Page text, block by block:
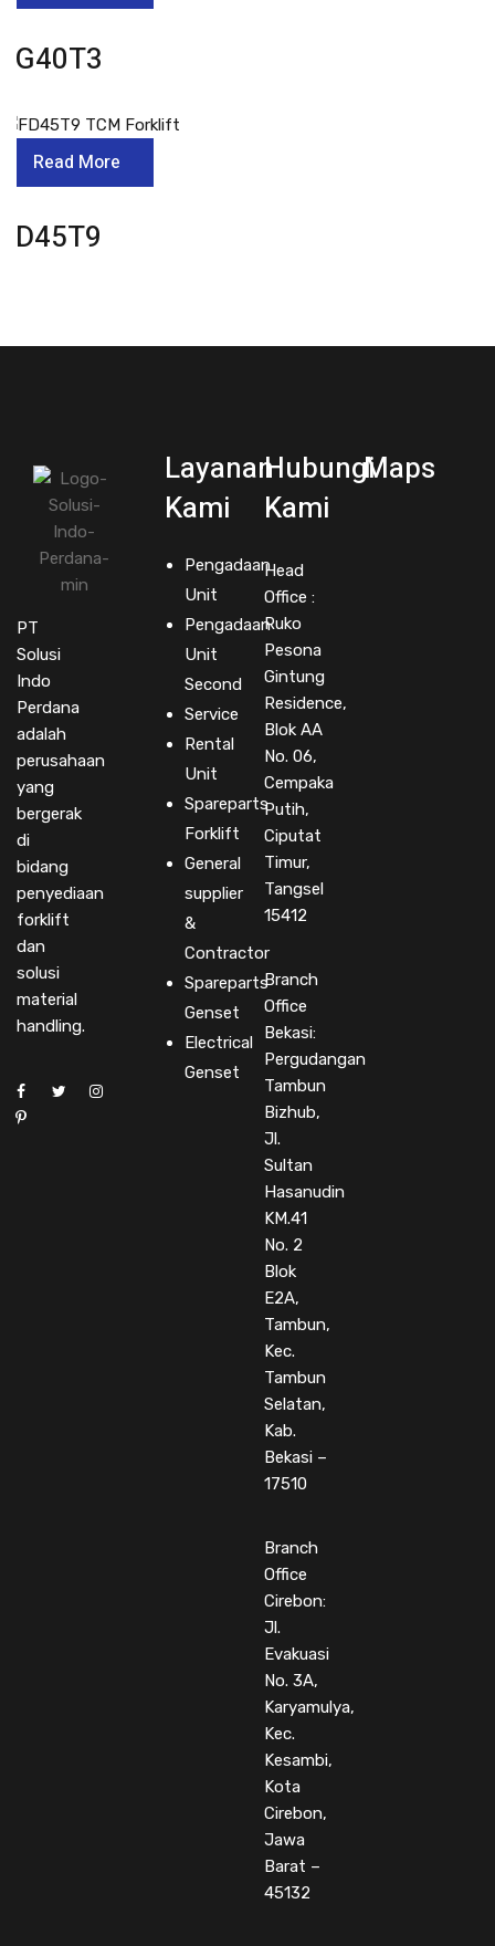
FG40T3
Read More
FD45T9
PT
Solusi
Indo
Perdana
adalah
perusahaan
yang
bergerak
di
bidang
penyediaan
forklift
dan
solusi
material
handling.
Layanan
Kami
Pengadaan
Unit
Pengadaan
Unit
Second
Service
Rental
Unit
Spareparts
Forklift
General
supplier
&
Contractor
Spareparts
Genset
Electrical
Genset
Hubungi
Kami
Head
Office :
Ruko
Pesona
Gintung
Residence,
Blok AA
No. 06,
Cempaka
Putih,
Ciputat
Timur,
Tangsel
15412
Branch
Office
Bekasi:
Pergudangan
Tambun
Bizhub,
Jl.
Sultan
Hasanudin
KM.41
No. 2
Blok
E2A,
Tambun,
Kec.
Tambun
Selatan,
Kab.
Bekasi –
17510
Branch
Office
Cirebon:
Jl.
Evakuasi
No. 3A,
Karyamulya,
Kec.
Kesambi,
Kota
Cirebon,
Jawa
Barat –
45132
Maps